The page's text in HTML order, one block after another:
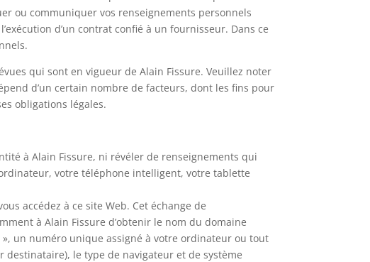
ou communiquer vos renseignements personnels
d’un contrat confié à un fournisseur. Dans ce
qui sont en vigueur de Alain Fissure. Veuillez noter
d’un certain nombre de facteurs, dont les fins pour
obligations légales.
à Alain Fissure, ni révéler de renseignements qui
votre téléphone intelligent, votre tablette
accédez à ce site Web. Cet échange de
à Alain Fissure d’obtenir le nom du domaine
un numéro unique assigné à votre ordinateur ou tout
le type de navigateur et de système